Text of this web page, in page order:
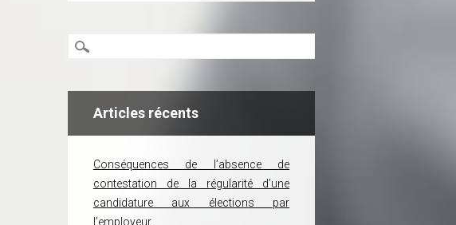
Articles récents
Conséquences de l’absence de
contestation de la régularité d’une
candidature aux élections par
l’employeur